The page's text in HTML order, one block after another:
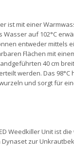
ist mit einer
Wasser auf 102°C
entweder mittels
Flächen mit
40 cm
werden. Das 98°C
und sorgt für
Weedkiller Unit ist
Dynaset zur